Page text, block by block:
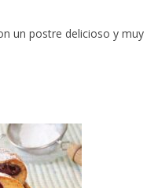
un postre delicioso y muy